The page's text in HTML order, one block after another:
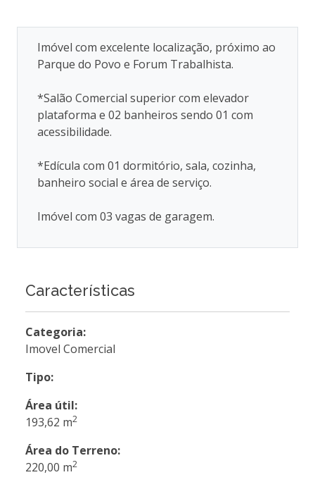
Imóvel com excelente localização, próximo ao
Parque do Povo e Forum Trabalhista.
*Salão Comercial superior com elevador
plataforma e 02 banheiros sendo 01 com
acessibilidade.
*Edícula com 01 dormitório, sala, cozinha,
banheiro social e área de serviço.
Imóvel com 03 vagas de garagem.
Características
Categoria:
Imovel Comercial
Tipo:
Área útil:
193,62 m2
Área do Terreno:
220,00 m2